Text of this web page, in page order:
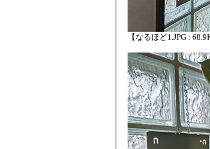
【なるほど1.JPG :